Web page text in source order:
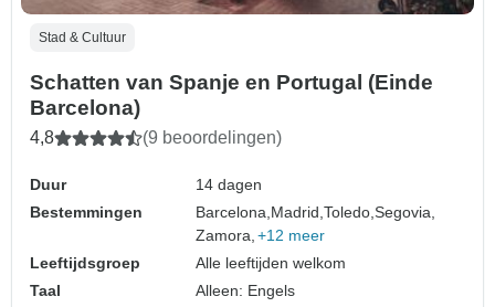
Stad & Cultuur
Schatten van Spanje en Portugal (Einde
Barcelona)
4,8 (9 beoordelingen)
Duur
14 dagen
Bestemmingen
Barcelona, Madrid,Toledo,Segovia,
Zamora, +12 meer
Leeftijdsgroep
Alle leeftijden welkom
Taal
Alleen: Engels